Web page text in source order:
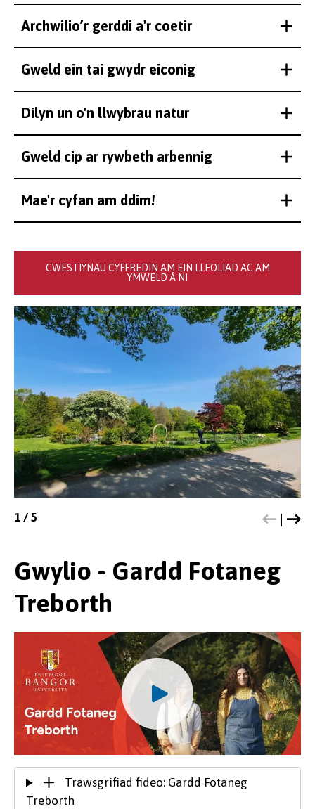
Archwilio’r gerddi a'r coetir
Gweld ein tai gwydr eiconig
Dilyn un o'n llwybrau natur
Gweld cip ar rywbeth arbennig
Mae'r cyfan am ddim!
CWESTIYNAU CYFFREDIN AM EIN LLEOLIAD AC AM
YMWELD Â NI
Credit: Craig Shuttleworth
1 / 5
Gwylio - Gardd Fotaneg
Treborth
Trawsgrifiad fideo: Gardd Fotaneg
Treborth